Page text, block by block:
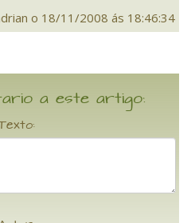
o 18/11/2008 ás 18:46:34
a este artigo: